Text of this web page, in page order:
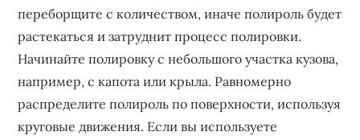
переборщите с количеством‚ иначе полироль будет
растекаться и затруднит процесс полировки.
Начинайте полировку с небольшого участка кузова‚
например‚ с капота или крыла. Равномерно
распределите полироль по поверхности‚ используя
круговые движения. Если вы используете